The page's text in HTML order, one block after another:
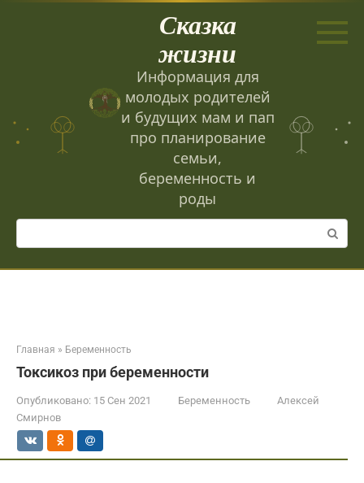
Сказка
жизни
Информация для
молодых родителей
и будущих мам и пап
про планирование
семьи,
беременность и
роды
Поиск:
Главная » Беременность
Токсикоз при беременности
Опубликовано: 15 Сен 2021 Беременность
Алексей
Смирнов